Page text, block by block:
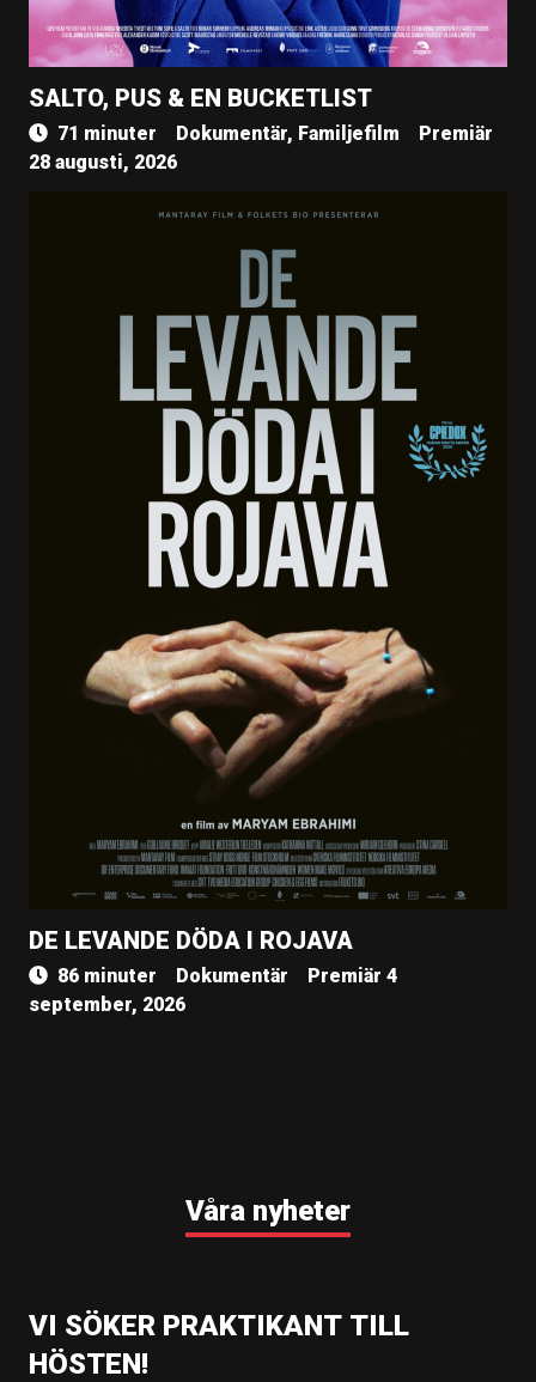
SALTO, PUS & EN BUCKETLIST
71 minuter Dokumentär, Familjefilm
Premiär
28 augusti, 2026
DE LEVANDE DÖDA I ROJAVA
86 minuter Dokumentär
Premiär 4
september, 2026
Våra nyheter
VI SÖKER PRAKTIKANT TILL
HÖSTEN!